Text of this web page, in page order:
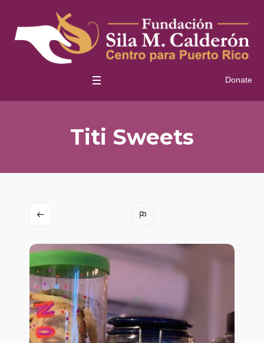
Donate
Titi Sweets